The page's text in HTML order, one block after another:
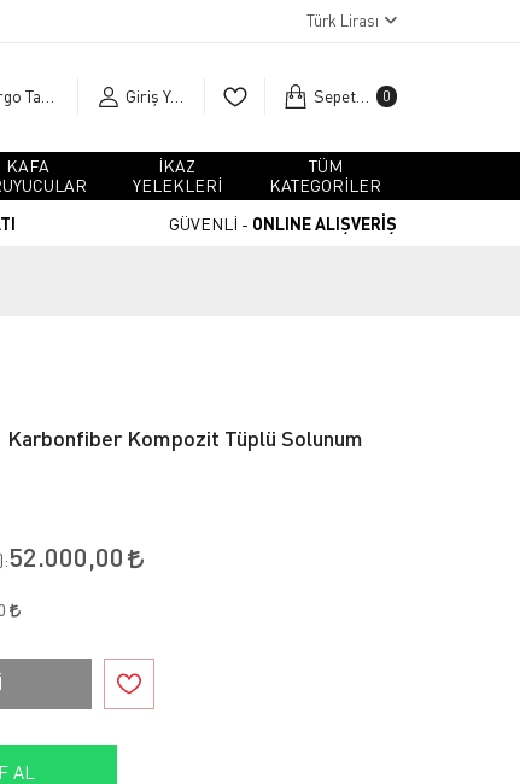
Türk Lirası
Giriş Yap Sepetim 0
KAFA
İKAZ
YELEKLERİ
TÜM
KATEGORİLER
GÜVENLİ - ONLINE ALIŞVERİŞ
Karbonfiber Kompozit Tüplü Solunum
):52.000,00
AL